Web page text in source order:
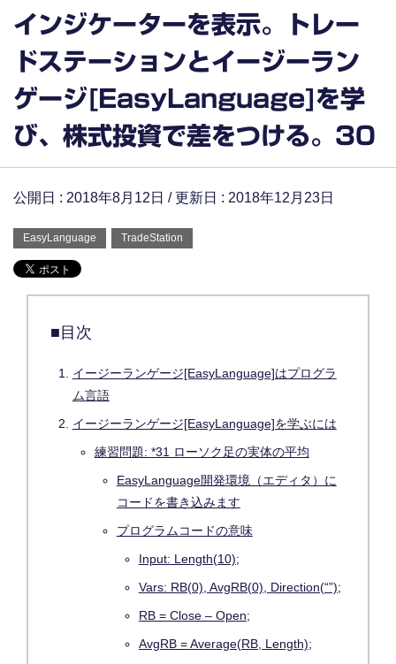
インジケーターを表示。トレー
ドステーションとイージーラン
ゲージ[EasyLanguage]を学
び、株式投資で差をつける。30
公開日 : 2018年8月12日 / 更新日 : 2018年12月23日
EasyLanguage TradeStation
■目次
イージーランゲージ[EasyLanguage]はプログラ
ム言語
イージーランゲージ[EasyLanguage]を学ぶには
練習問題: *31 ローソク足の実体の平均
EasyLanguage開発環境（エディタ）に
コードを書き込みます
プログラムコードの意味
Input: Length(10);
Vars: RB(0), AvgRB(0), Direction(“”);
RB = Close – Open;
AvgRB = Average(RB, Length);